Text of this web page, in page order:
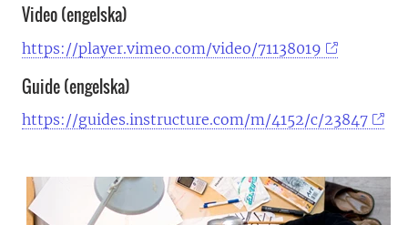
Video (engelska)
https://player.vimeo.com/video/71138019
Guide (engelska)
https://guides.instructure.com/m/4152/c/23847